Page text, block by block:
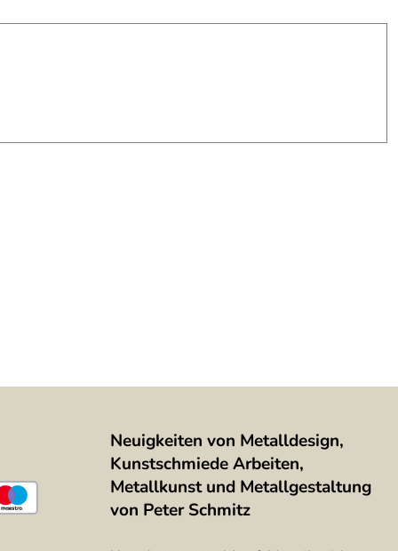
Neuigkeiten von Metalldesign,
Kunstschmiede Arbeiten,
Metallkunst und Metallgestaltung
von Peter Schmitz